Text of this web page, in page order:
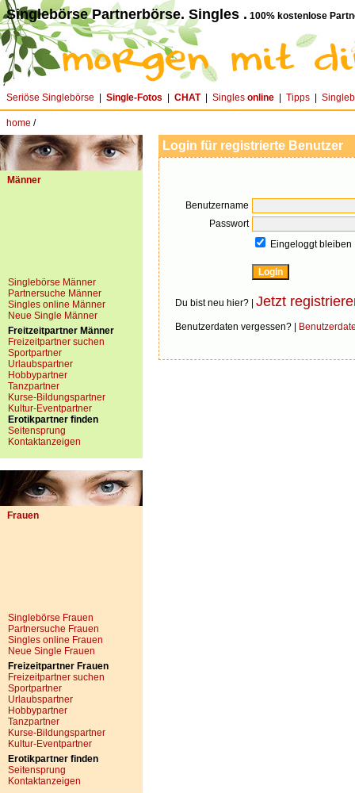
Singlebörse Partnerbörse. Singles . 100% kostenlose
Seriöse Singlebörse Single-Fotos CHAT| Singles online Tipps
home /
Männer
Singlebörse Männer
Partnersuche Männer
Singles online Männer
Neue Single Männer
Freitzeitpartner Männer
Freizeitpartner suchen
Sportpartner
Urlaubspartner
Hobbypartner
Tanzpartner
Kurse-Bildungspartner
Kultur-Eventpartner
Erotikpartner finden
Seitensprung
Kontaktanzeigen
Frauen
Singlebörse Frauen
Partnersuche Frauen
Singles online Frauen
Neue Single Frauen
Freizeitpartner Frauen
Freizeitpartner suchen
Sportpartner
Urlaubspartner
Hobbypartner
Tanzpartner
Kurse-Bildungspartner
Kultur-Eventpartner
Erotikpartner finden
Seitensprung
Kontaktanzeigen
Login für registrierte Benutzer
Benutzername
Passwort
Eingeloggt bleiben
Du bist neu hier? | Jetzt
Benutzerdaten vergessen? |